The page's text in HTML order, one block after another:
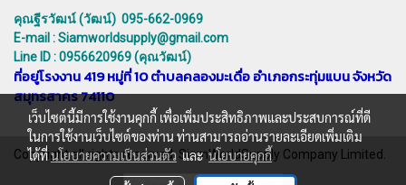
คุณฐีรวัฒน์ (วัฒน์) 095-662-0969
E-mail : Siamworldsupply@gmail.com
Line ID : 0956620969 (คุณวัฒน์)
ที่อยู่โรงงาน 419 หมู่ที่ 10 ตำบลคลองมะเดื่อ อำเภอกระทุ่มแบน จังหวัด
สมุทรสาคร 74110
Copyright all rights reserved. SiamWorldSupply Company Limited.
เว็บไซต์นี้มีการใช้งานคุกกี้ เพื่อเพิ่มประสิทธิภาพและประสบการณ์ที่ดี
ในการใช้งานเว็บไซต์ของท่าน ท่านสามารถอ่านรายละเอียดเพิ่มเติม
ได้ที่นโยบายความเป็นส่วนตัวและนโยบายคุกกี้